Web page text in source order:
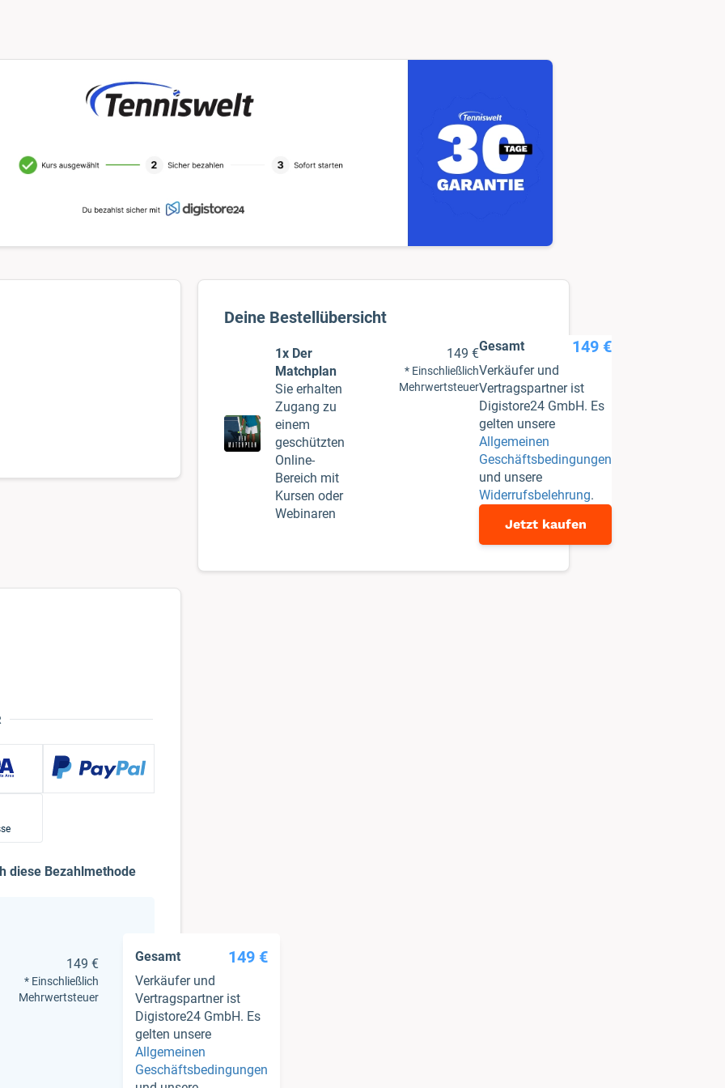
1x Der
Matchplan
Sie erhalten
Zugang zu
einem
geschützten
Online-
Bereich mit
Kursen oder
Webinaren
149 €
* Einschließlich
Mehrwertsteuer
Gesamt 149 €
Verkäufer und
Vertragspartner ist
Digistore24 GmbH. Es
gelten unsere
Allgemeinen
Geschäftsbedingungen
und unsere
Widerrufsbelehrung.
Jetzt kaufen
diese Bezahlmethode
149 €
* Einschließlich
Mehrwertsteuer
Gesamt 149 €
Verkäufer und
Vertragspartner ist
Digistore24 GmbH. Es
gelten unsere
Allgemeinen
Geschäftsbedingungen